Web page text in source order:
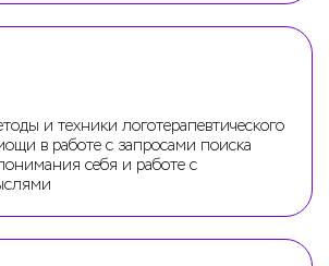
и техники логотерапевтического
в работе с запросами поиска
себя и работе с